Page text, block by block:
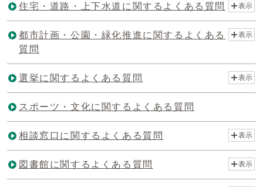
住宅・道路・上下水道に関するよくある質問 表示
都市計画・公園・緑化推進に関するよくある
質問
表示
選挙に関するよくある質問 表示
スポーツ・文化に関するよくある質問
相談窓口に関するよくある質問 表示
図書館に関するよくある質問 表示